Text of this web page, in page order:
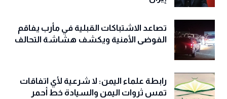
تصاعد الاشتباكات القبلية في مأرب يفاقم
الفوضى الأمنية ويكشف هشاشة التحالف
رابطة علماء اليمن: لا شرعية لأي اتفاقات
تمس ثروات اليمن والسيادة خط أحمر